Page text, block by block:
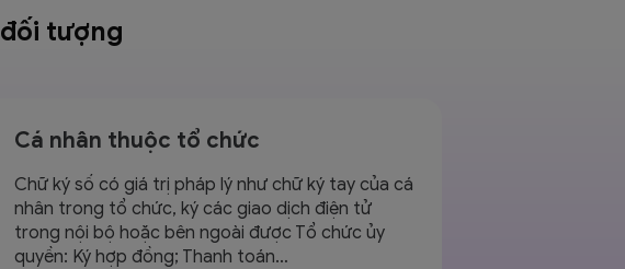
đối tượng
Cá nhân thuộc tổ chức
Chữ ký số có giá trị pháp lý như chữ ký tay của cá
nhân trong tổ chức, ký các giao dịch điện tử
trong nội bộ hoặc bên ngoài được Tổ chức ủy
quyền: Ký hợp đồng; Thanh toán…